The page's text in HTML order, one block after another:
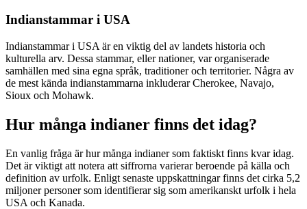
Indianstammar i USA
Indianstammar i USA är en viktig del av landets historia och
kulturella arv. Dessa stammar, eller nationer, var organiserade
samhällen med sina egna språk, traditioner och territorier. Några av
de mest kända indianstammarna inkluderar Cherokee, Navajo,
Sioux och Mohawk.
Hur många indianer finns det idag?
En vanlig fråga är hur många indianer som faktiskt finns kvar idag.
Det är viktigt att notera att siffrorna varierar beroende på källa och
definition av urfolk. Enligt senaste uppskattningar finns det cirka 5,2
miljoner personer som identifierar sig som amerikanskt urfolk i hela
USA och Kanada.